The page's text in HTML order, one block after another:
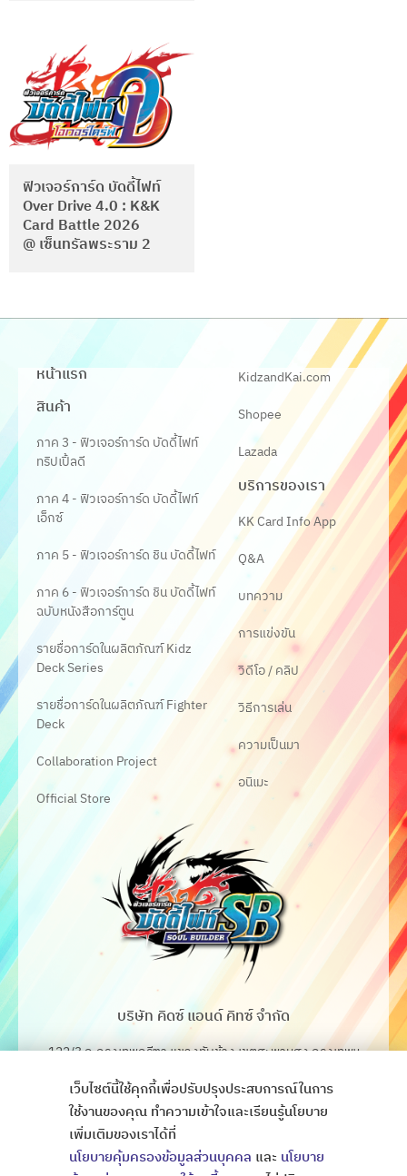
ฟิวเจอร์การ์ด บัดดี้ไฟท์
Over Drive 4.0 : K&K
Card Battle 2026
@ เซ็นทรัลพระราม 2
หน้าแรก
สินค้า
ภาค 3 - ฟิวเจอร์การ์ด บัดดี้ไฟท์
ทริปเปิ้ลดี
ภาค 4 - ฟิวเจอร์การ์ด บัดดี้ไฟท์
เอ็กซ์
ภาค 5 - ฟิวเจอร์การ์ด ชิน บัดดี้ไฟท์
ภาค 6 - ฟิวเจอร์การ์ด ชิน บัดดี้ไฟท์
ฉบับหนังสือการ์ตูน
รายชื่อการ์ดในผลิตภัณฑ์ Kidz
Deck Series
รายชื่อการ์ดในผลิตภัณฑ์ Fighter
Deck
Collaboration Project
Official Store
KidzandKai.com
Shopee
Lazada
บริการของเรา
KK Card Info App
Q&A
บทความ
การแข่งขัน
วิดีโอ / คลิป
วิธีการเล่น
ความเป็นมา
อนิเมะ
บริษัท คิดซ์ แอนด์ คิทซ์ จำกัด
122/3 ถ.กรุงเทพกรีฑา แขวงทับช้าง เขตสะพานสูง กรุงเทพฯ
โทร. 02-368-4106-7
Fax. 02-368-4105
เว็บไซต์นี้ใช้คุกกี้เพื่อปรับปรุงประสบการณ์ในการ
ใช้งานของคุณ ทำความเข้าใจและเรียนรู้นโยบาย
เพิ่มเติมของเราได้ที่
นโยบายคุ้มครองข้อมูลส่วนบุคคล และ นโยบาย